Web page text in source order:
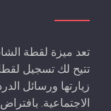
تعد ميزة لقطة
تتيح لك تسجيل
زيارتها ورسائل
الاجتماعية.